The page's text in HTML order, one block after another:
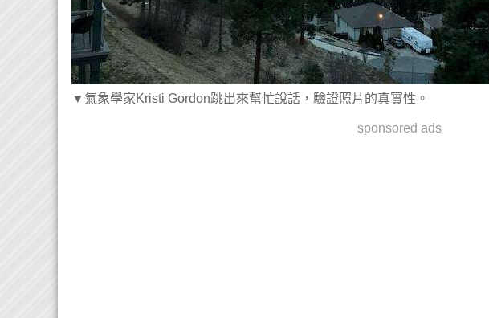
▼氣象學家Kristi Gordon跳出來幫忙說話，驗證照片的真實性。
sponsored ads